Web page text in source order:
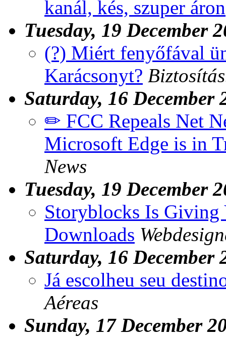
kanál, kés, szuper áron
Tuesday, 19 December
(?) Miért fenyőfával
Karácsonyt?
Saturday, 16 December
✏ FCC Repeals Net
Microsoft Edge is in
News
Tuesday, 19 December
Storyblocks Is Giving
Downloads
Saturday, 16 December
Já escolheu seu
Aéreas
Sunday, 17 December